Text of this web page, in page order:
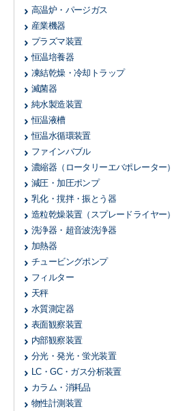
高温炉・パージガス
産業機器
プラズマ装置
恒温培養器
凍結乾燥・冷却トラップ
滅菌器
純水製造装置
恒温液槽
恒温水循環装置
ファインバブル
濃縮器（ロータリーエバポレーター）
減圧・加圧ポンプ
乳化・撹拌・振とう器
造粒乾燥装置（スプレードライヤー）
洗浄器・超音波洗浄器
加熱器
チュービングポンプ
フィルター
天秤
水質測定器
表面観察装置
内部観察装置
分光・発光・蛍光装置
LC・GC・ガス分析装置
カラム・消耗品
物性計測装置